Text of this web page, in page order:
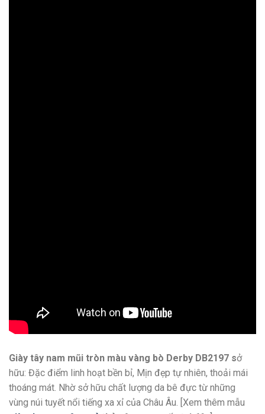
Giày tây nam mũi tròn màu vàng bò Derby DB2197 sở
hữu: Đặc điểm linh hoạt bền bỉ, Mịn đẹp tự nhiên, thoải mái
thoáng mát. Nhờ sở hữu chất lượng da bê đực từ những
vùng núi tuyết nổi tiếng xa xỉ của Châu Âu. [Xem thêm mẫu